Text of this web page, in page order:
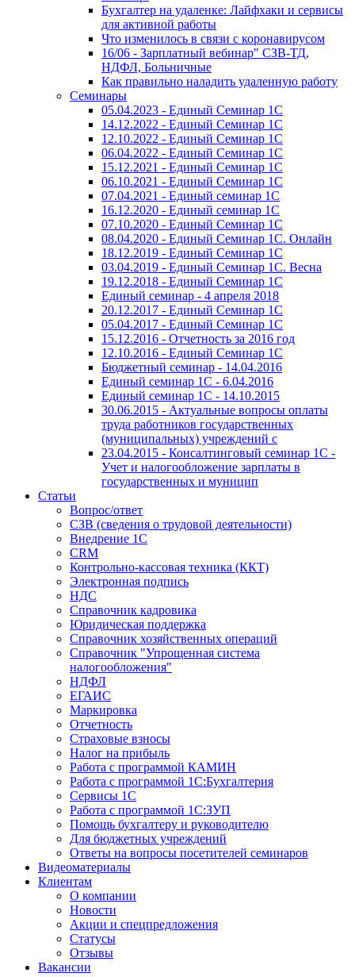
Бухгалтер на удаленке: Лайфхаки и сервисы
для активной работы
Что изменилось в связи с коронавирусом
16/06 - Зарплатный вебинар" СЗВ-ТД,
НДФЛ, Больничные
Как правильно наладить удаленную работу
Семинары
05.04.2023 - Единый Семинар 1С
14.12.2022 - Единый Семинар 1С
12.10.2022 - Единый Семинар 1С
06.04.2022 - Единый Семинар 1С
15.12.2021 - Единый Семинар 1С
06.10.2021 - Единый Семинар 1С
07.04.2021 - Единый семинар 1С
16.12.2020 - Единый семинар 1С
07.10.2020 - Единый Семинар 1С
08.04.2020 - Единый Семинар 1С. Онлайн
18.12.2019 - Единый Семинар 1С
03.04.2019 - Единый Семинар 1С. Весна
19.12.2018 - Единый Семинар 1С
Единый семинар - 4 апреля 2018
20.12.2017 - Единый Семинар 1С
05.04.2017 - Единый Семинар 1С
15.12.2016 - Отчетность за 2016 год
12.10.2016 - Единый Семинар 1С
Бюджетный семинар - 14.04.2016
Единый семинар 1С - 6.04.2016
Единый семинар 1С - 14.10.2015
30.06.2015 - Актуальные вопросы оплаты
труда работников государственных
(муниципальных) учреждений с
23.04.2015 - Консалтинговый семинар 1С -
Учет и налогообложение зарплаты в
государственных и муницип
Статьи
Вопрос/ответ
СЗВ (сведения о трудовой деятельности)
Внедрение 1С
CRM
Контрольно-кассовая техника (ККТ)
Электронная подпись
НДС
Справочник кадровика
Юридическая поддержка
Справочник хозяйственных операций
Справочник "Упрощенная система
налогообложения"
НДФЛ
ЕГАИС
Маркировка
Отчетность
Страховые взносы
Налог на прибыль
Работа с программой КАМИН
Работа с программой 1С:Бухгалтерия
Сервисы 1С
Работа с программой 1С:ЗУП
Помощь бухгалтеру и руководителю
Для бюджетных учреждений
Ответы на вопросы посетителей семинаров
Видеоматериалы
Клиентам
О компании
Новости
Акции и спецпредложения
Статусы
Отзывы
Вакансии